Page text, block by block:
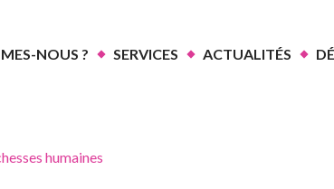
NOUS ? SERVICES ACTUALITÉS
humaines